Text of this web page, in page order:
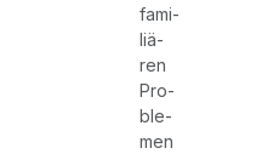
fami­
liä­
ren
Pro­
ble­
men